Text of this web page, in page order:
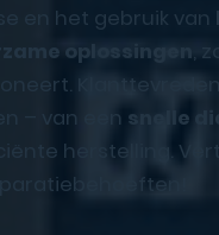
en het gebruik van
oplossingen ,
– van een snelle
herstelling.